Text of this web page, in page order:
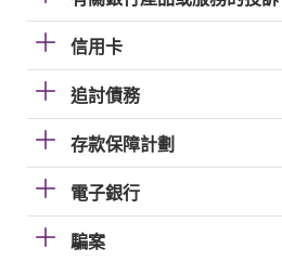
信用卡
追討債務
存款保障計劃
電子銀行
騙案